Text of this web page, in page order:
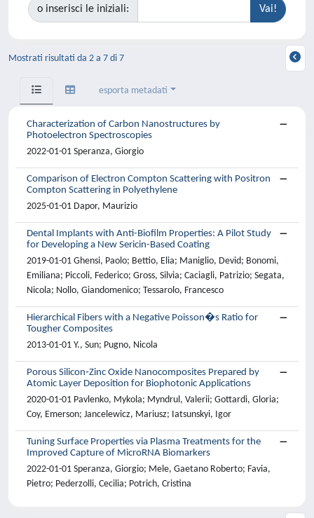
o inserisci le iniziali:
Mostrati risultati da 2 a 7 di 7
esporta metadati
Characterization of Carbon Nanostructures by
Photoelectron Spectroscopies
2022-01-01 Speranza, Giorgio
Comparison of Electron Compton Scattering with Positron
Compton Scattering in Polyethylene
2025-01-01 Dapor, Maurizio
Dental Implants with Anti-Biofilm Properties: A Pilot Study
for Developing a New Sericin-Based Coating
2019-01-01 Ghensi, Paolo; Bettio, Elia; Maniglio, Devid; Bonomi,
Emiliana; Piccoli, Federico; Gross, Silvia; Caciagli, Patrizio; Segata,
Nicola; Nollo, Giandomenico; Tessarolo, Francesco
Hierarchical Fibers with a Negative Poisson�s Ratio for
Tougher Composites
2013-01-01 Y., Sun; Pugno, Nicola
Porous Silicon‑Zinc Oxide Nanocomposites Prepared by
Atomic Layer Deposition for Biophotonic Applications
2020-01-01 Pavlenko, Mykola; Myndrul, Valerii; Gottardi, Gloria;
Coy, Emerson; Jancelewicz, Mariusz; Iatsunskyi, Igor
Tuning Surface Properties via Plasma Treatments for the
Improved Capture of MicroRNA Biomarkers
2022-01-01 Speranza, Giorgio; Mele, Gaetano Roberto; Favia,
Pietro; Pederzolli, Cecilia; Potrich, Cristina